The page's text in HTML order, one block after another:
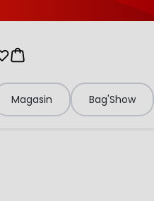
Mes listes d'envies
Panier
Magasin Bag'Show